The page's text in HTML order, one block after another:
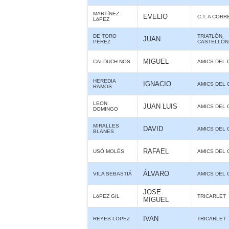
MARTíNEZ
LóPEZ
EVELIO C.T. A
DE TORO
PEREZ
JUAN
TRIATLÓN
CASTELLÓN
CALDUCH NOS MIGUEL AMICS DEL
HEREDIA
RAMOS
IGNACIO AMICS DEL
LEON
DOMINGO
JUAN LUIS AMICS DEL
MIRALLES
BLANES
DAVID AMICS DEL
USÓ MOLÉS RAFAEL AMICS DEL
VILA SEBASTIÁ ÁLVARO AMICS DEL
LóPEZ GIL
JOSE
MIGUEL
TRICARLET
REYES LOPEZ IVAN TRICARLET